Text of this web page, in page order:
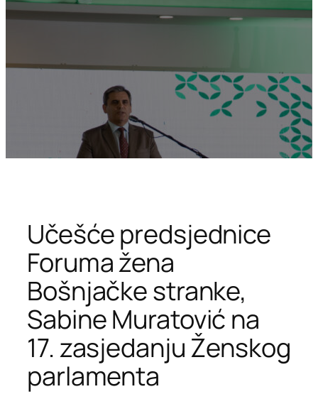
Učešće predsjednice
Foruma žena
Bošnjačke stranke,
Sabine Muratović na
17. zasjedanju Ženskog
parlamenta